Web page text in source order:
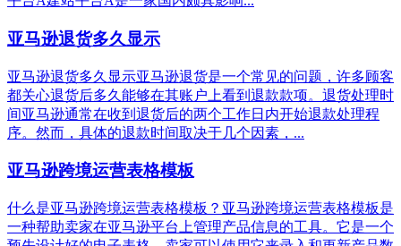
亚马逊退货多久显示
亚马逊退货多久显示亚马逊退货是一个常见的问题，许多顾客
都关心退货后多久能够在其账户上看到退款款项。退货处理时
间亚马逊通常在收到退货后的两个工作日内开始退款处理程
序。然而，具体的退款时间取决于几个因素，...
亚马逊跨境运营表格模板
什么是亚马逊跨境运营表格模板？亚马逊跨境运营表格模板是
一种帮助卖家在亚马逊平台上管理产品信息的工具。它是一个